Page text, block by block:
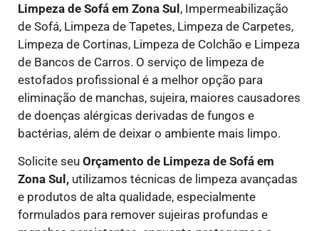
Limpeza de Sofá em Zona Sul, Impermeabilização
de Sofá, Limpeza de Tapetes, Limpeza de Carpetes,
Limpeza de Cortinas, Limpeza de Colchão e Limpeza
de Bancos de Carros. O serviço de limpeza de
estofados profissional é a melhor opção para
eliminação de manchas, sujeira, maiores causadores
de doenças alérgicas derivadas de fungos e
bactérias, além de deixar o ambiente mais limpo.
Solicite seu Orçamento de Limpeza de Sofá em
Zona Sul, utilizamos técnicas de limpeza avançadas
e produtos de alta qualidade, especialmente
formulados para remover sujeiras profundas e